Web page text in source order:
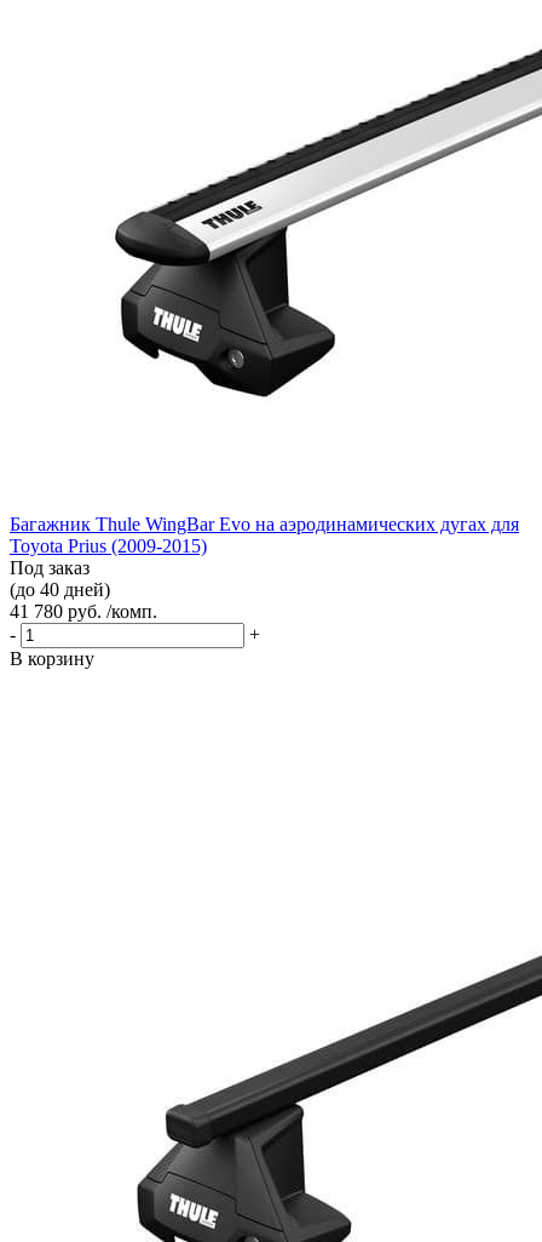
Багажник Thule WingBar Evo на аэродинамических дугах для
Toyota Prius (2009-2015)
Под заказ
(до 40 дней)
41 780 руб. /комп.
-
+
В корзину